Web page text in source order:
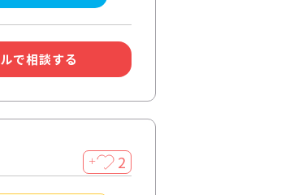
で相談する
＋ 2